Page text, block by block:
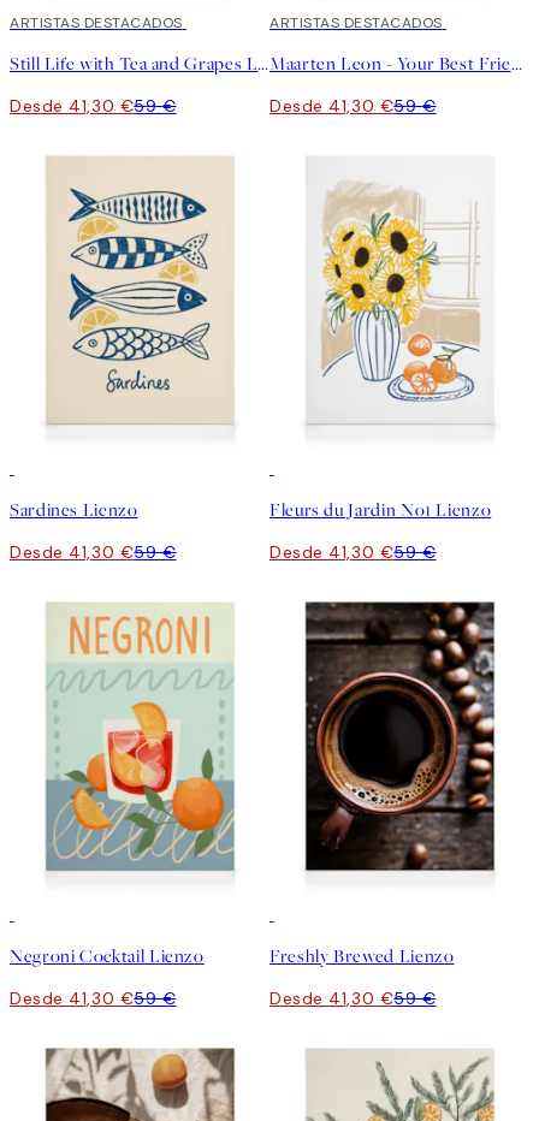
30%*
ARTISTAS DESTACADOS
Still Life with Tea and Grapes Lienzo
Desde 41,30 €59 €
30%*
ARTISTAS DESTACADOS
Maarten Leon - Your Best Friends Forget You Get Old Lienzo
Desde 41,30 €59 €
Sardines Lienzo
Desde 41,30 €59 €
Fleurs du Jardin No1 Lienzo
Desde 41,30 €59 €
Negroni Cocktail Lienzo
Desde 41,30 €59 €
Freshly Brewed Lienzo
Desde 41,30 €59 €